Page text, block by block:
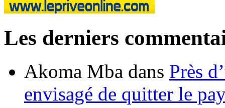
Les derniers
Akoma Mba dans Près
envisagé de quitter le